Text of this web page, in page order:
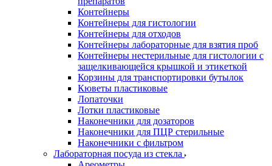
Контейнеры
Контейнеры для гистологии
Контейнеры для отходов
Контейнеры лабораторные для взятия проб
Контейнеры нестерильные для гистологии с
защелкивающейся крышкой и этикеткой
Корзины для транспортировки бутылок
Кюветы пластиковые
Лопаточки
Лотки пластиковые
Наконечники для дозаторов
Наконечники для ПЦР стерильные
Наконечники с фильтром
Лабораторная посуда из стекла